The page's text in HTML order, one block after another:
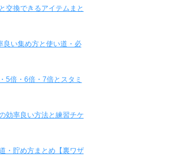
交換できるアイテムまと
良い集め方と使い道・必
5倍・6倍・7倍とスタミ
効率良い方法と練習チケ
・貯め方まとめ【裏ワザ